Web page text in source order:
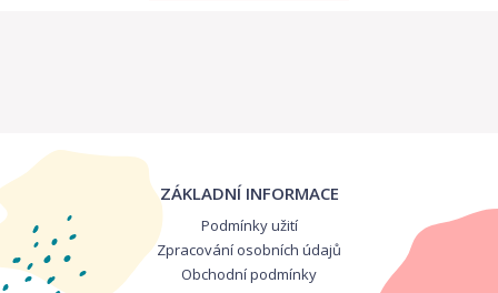
ZÁKLADNÍ INFORMACE
Podmínky užití
Zpracování osobních údajů
Obchodní podmínky